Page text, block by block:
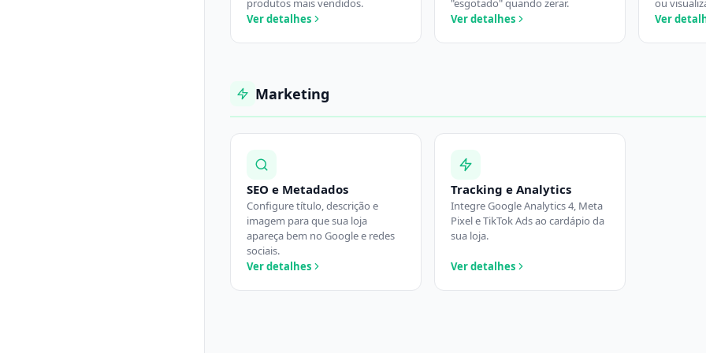
produtos mais vendidos.
Ver detalhes
"esgotado" quando zerar.
Ver detalhes
ou
Ver
Marketing
SEO e Metadados
Configure título, descrição e
imagem para que sua loja
apareça bem no Google e redes
sociais.
Ver detalhes
Tracking e Analytics
Integre Google Analytics 4, Meta
Pixel e TikTok Ads ao cardápio da
sua loja.
Ver detalhes